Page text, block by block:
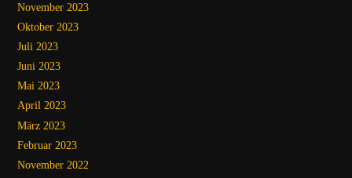
November 2023
Oktober 2023
Juli 2023
Juni 2023
Mai 2023
April 2023
März 2023
Februar 2023
November 2022